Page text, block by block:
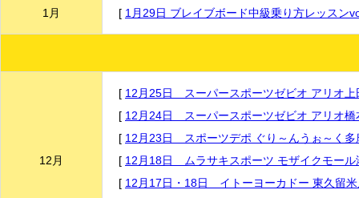
1月 [ 1月29日 ブレイブボード中級乗り方レッスン
12月
[ 12月25日 スーパースポーツゼビオ アリオ上
[ 12月24日 スーパースポーツゼビオ アリオ橋
[ 12月23日 スポーツデポ ぐり～んうぉ～く多
[ 12月18日 ムラサキスポーツ モザイクモール
[ 12月17日・18日 イトーヨーカドー 東久留